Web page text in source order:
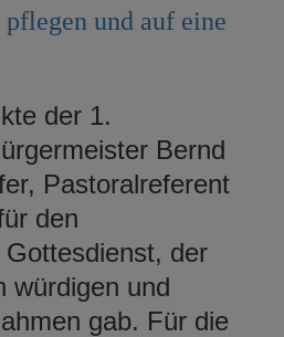
und auf eine
der 1.
Bernd
Pastoralreferent
den
der
würdigen und
gab. Für die